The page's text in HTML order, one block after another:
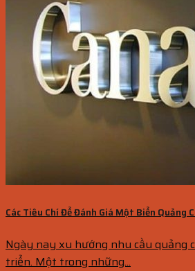
Các Tiêu Chí Để Đánh Giá Một Biển Quảng
Ngày nay xu hướng nhu cầu quảng
triển. Một trong những...